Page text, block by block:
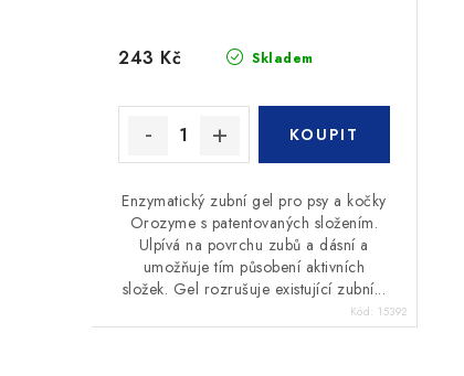
Skladem
243 Kč
Enzymatický zubní gel pro psy a kočky
Orozyme s patentovaných složením.
Ulpívá na povrchu zubů a dásní a
umožňuje tím působení aktivních
složek. Gel rozrušuje existující zubní...
Kód: 15392